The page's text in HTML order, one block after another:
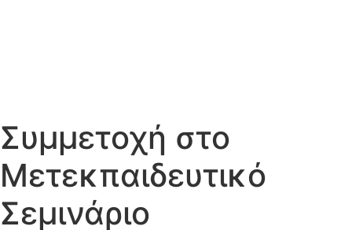
Συμμετοχή στο
Μετεκπαιδευτικό
Σεμινάριο